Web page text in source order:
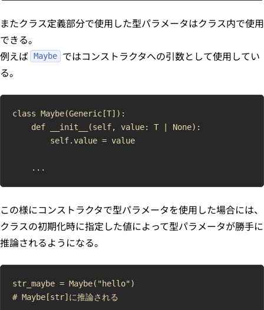
またクラス定義部分で使用した型パラメータはクラス内で使用
できる。
例えば
Maybe
ではコンストラクタへの引数として使用してい
る。
class Maybe(Generic[T]):
    def __init__(self, value: T | None):
        self.value = value
この様にコンストラクタで型パラメータを使用した場合には、
クラスの初期化時に指定した値によって型パラメータが勝手に
推論されるようになる。
str_maybe = Maybe("hello")